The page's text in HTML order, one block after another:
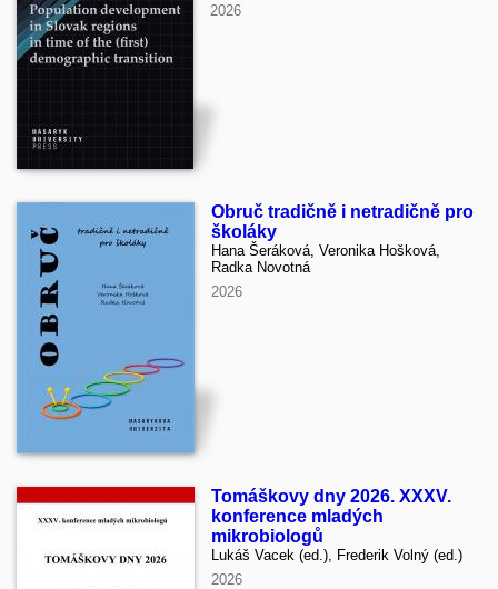
2026
Obruč tradičně i netradičně pro
školáky
Hana Šeráková, Veronika Hošková,
Radka Novotná
2026
Tomáškovy dny 2026. XXXV.
konference mladých
mikrobiologů
Lukáš Vacek (ed.), Frederik Volný (ed.)
2026